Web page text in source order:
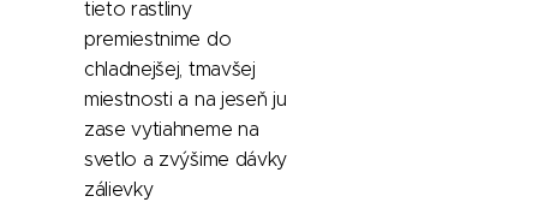
tieto rastliny
premiestnime do
chladnejšej, tmavšej
miestnosti a na jeseň ju
zase vytiahneme na
svetlo a zvýšime dávky
zálievky